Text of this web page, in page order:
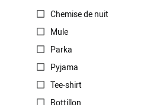
Chemise de nuit
Mule
Parka
Pyjama
Tee-shirt
Bottillon